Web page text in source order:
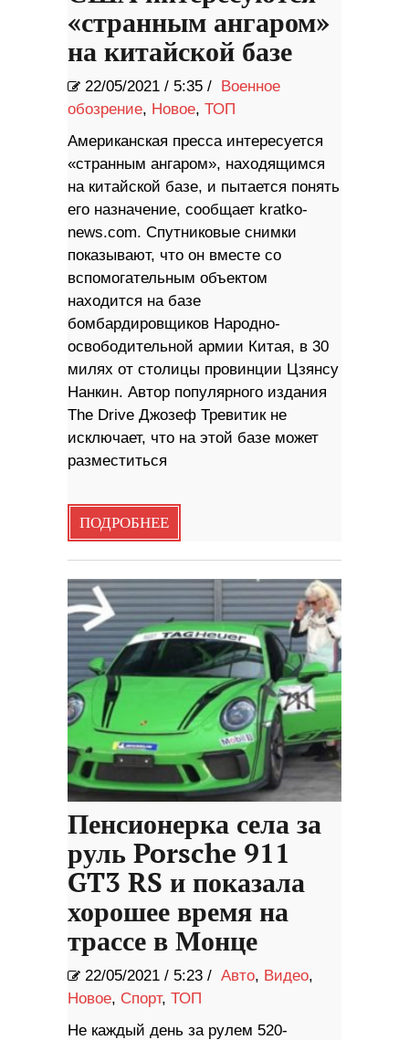
«странным ангаром»
на китайской базе
22/05/2021 / 5:35 /
Военное
обозрение, Новое, ТОП
Американская пресса интересуется
«странным ангаром», находящимся
на китайской базе, и пытается понять
его назначение, сообщает kratko-
news.com. Спутниковые снимки
показывают, что он вместе со
вспомогательным объектом
находится на базе
бомбардировщиков Народно-
освободительной армии Китая, в 30
милях от столицы провинции Цзянсу
Нанкин. Автор популярного издания
The Drive Джозеф Тревитик не
исключает, что на этой базе может
разместиться
ПОДРОБНЕЕ
Пенсионерка села за
руль Porsche 911
GT3 RS и показала
хорошее время на
трассе в Монце
22/05/2021 / 5:23 / Авто, Видео,
Новое, Спорт, ТОП
Не каждый день за рулем 520-